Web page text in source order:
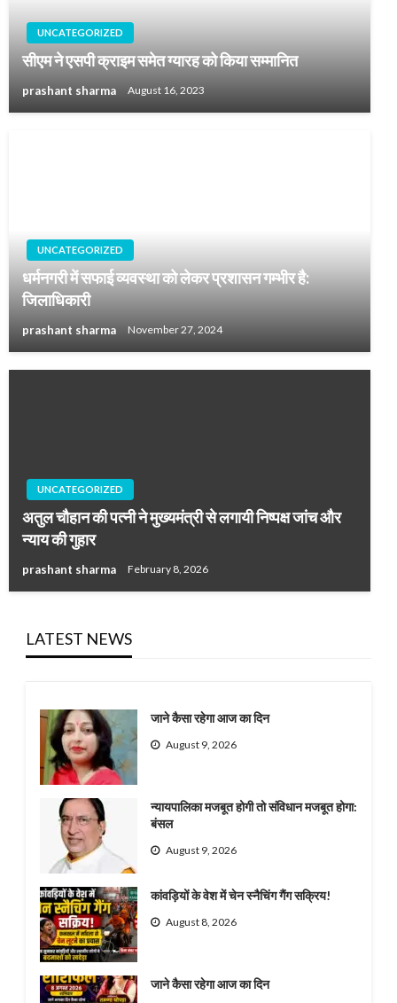
UNCATEGORIZED
सीएम ने एसपी क्राइम समेत ग्यारह को किया सम्मानित
prashant sharma August 16, 2023
UNCATEGORIZED
धर्मनगरी में सफाई व्यवस्था को लेकर प्रशासन गम्भीर है:
जिलाधिकारी
prashant sharma November 27, 2024
UNCATEGORIZED
अतुल चौहान की पत्नी ने मुख्यमंत्री से लगायी निष्पक्ष जांच और
न्याय की गुहार
prashant sharma February 8, 2026
LATEST NEWS
जाने कैसा रहेगा आज का दिन
August 9, 2026
न्यायपालिका मजबूत होगी तो संविधान मजबूत होगा:
बंसल
August 9, 2026
कांवड़ियों के वेश में चेन स्नैचिंग गैंग सक्रिय!
August 8, 2026
जाने कैसा रहेगा आज का दिन